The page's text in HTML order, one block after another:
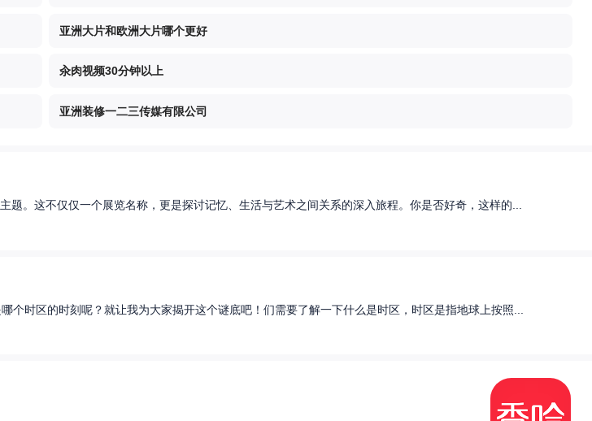
亚洲大片和欧洲大片哪个更好
汆肉视频30分钟以上
亚洲装修一二三传媒有限公司
。这不仅仅一个展览名称，更是探讨记忆、生活与艺术之间关系的深入旅程。你是否好奇，这样的...
时区的时刻呢？就让我为大家揭开这个谜底吧！们需要了解一下什么是时区，时区是指地球上按照...